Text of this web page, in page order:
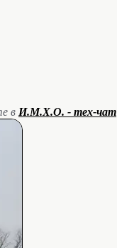
в И.М.Х.О. - тех-чат